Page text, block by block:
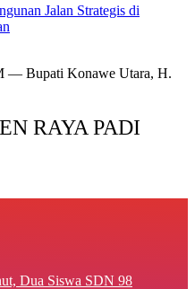
Jalan Strategis di
Bupati Konawe Utara, H.
RAYA PADI